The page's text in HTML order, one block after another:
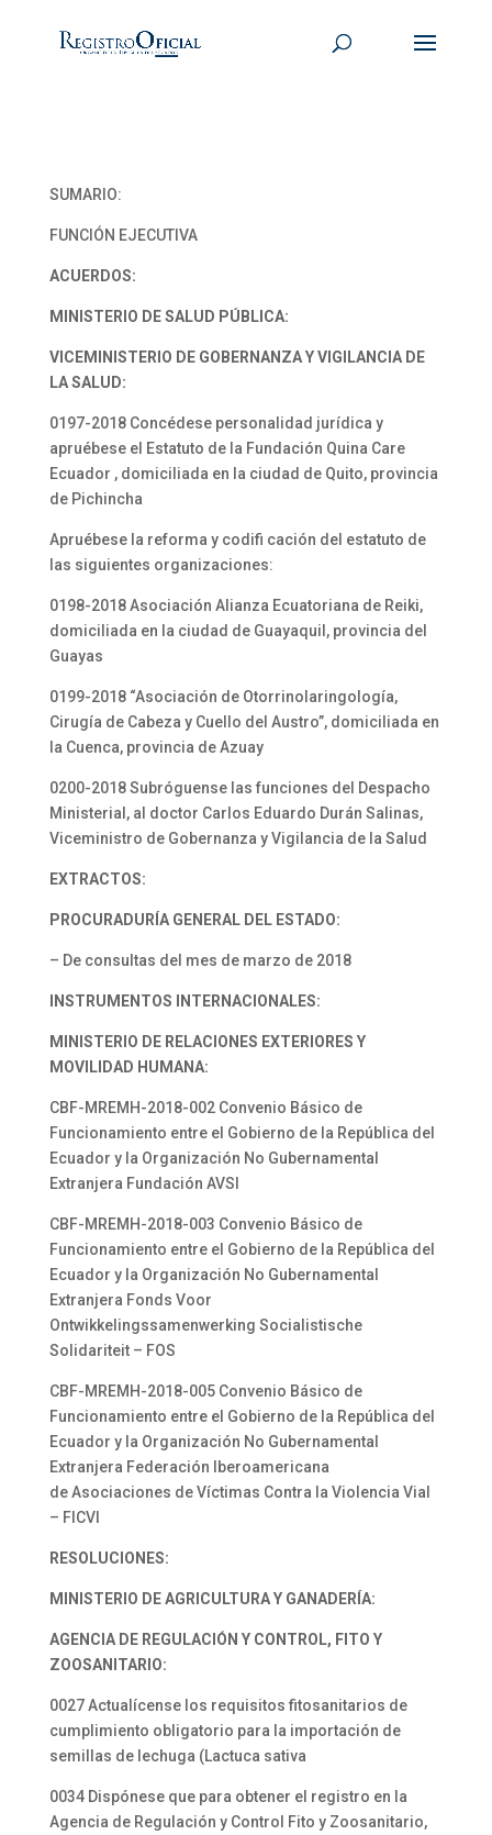
SUMARIO:
FUNCIÓN EJECUTIVA
ACUERDOS:
MINISTERIO DE SALUD PÚBLICA:
VICEMINISTERIO DE GOBERNANZA Y VIGILANCIA DE
LA SALUD:
0197-2018 Concédese personalidad jurídica y
apruébese el Estatuto de la Fundación Quina Care
Ecuador , domiciliada en la ciudad de Quito, provincia
de Pichincha
Apruébese la reforma y codifi cación del estatuto de
las siguientes organizaciones:
0198-2018 Asociación Alianza Ecuatoriana de Reiki,
domiciliada en la ciudad de Guayaquil, provincia del
Guayas
0199-2018 “Asociación de Otorrinolaringología,
Cirugía de Cabeza y Cuello del Austro”, domiciliada en
la Cuenca, provincia de Azuay
0200-2018 Subróguense las funciones del Despacho
Ministerial, al doctor Carlos Eduardo Durán Salinas,
Viceministro de Gobernanza y Vigilancia de la Salud
EXTRACTOS:
PROCURADURÍA GENERAL DEL ESTADO:
– De consultas del mes de marzo de 2018
INSTRUMENTOS INTERNACIONALES:
MINISTERIO DE RELACIONES EXTERIORES Y
MOVILIDAD HUMANA:
CBF-MREMH-2018-002 Convenio Básico de
Funcionamiento entre el Gobierno de la República del
Ecuador y la Organización No Gubernamental
Extranjera Fundación AVSI
CBF-MREMH-2018-003 Convenio Básico de
Funcionamiento entre el Gobierno de la República del
Ecuador y la Organización No Gubernamental
Extranjera Fonds Voor
Ontwikkelingssamenwerking Socialistische
Solidariteit – FOS
CBF-MREMH-2018-005 Convenio Básico de
Funcionamiento entre el Gobierno de la República del
Ecuador y la Organización No Gubernamental
Extranjera Federación Iberoamericana
de Asociaciones de Víctimas Contra la Violencia Vial
– FICVI
RESOLUCIONES:
MINISTERIO DE AGRICULTURA Y GANADERÍA:
AGENCIA DE REGULACIÓN Y CONTROL, FITO Y
ZOOSANITARIO:
0027 Actualícense los requisitos fitosanitarios de
cumplimiento obligatorio para la importación de
semillas de lechuga (Lactuca sativa
0034 Dispónese que para obtener el registro en la
Agencia de Regulación y Control Fito y Zoosanitario,